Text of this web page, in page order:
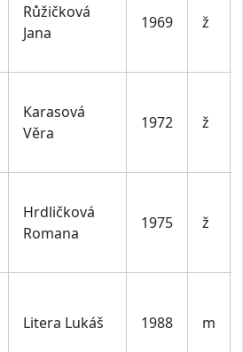
Růžičková
Jana
1969 ž
Karasová
Věra
1972 ž
Hrdličková
Romana
1975 ž
Litera Lukáš 1988 m